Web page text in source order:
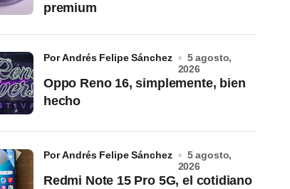
premium
Oppo Reno 16, simplemente, bien
hecho
por Andrés Felipe Sánchez
5 agosto,
2026
Redmi Note 15 Pro 5G, el cotidiano
por Andrés Felipe Sánchez
5 agosto,
2026